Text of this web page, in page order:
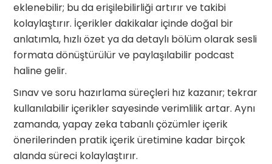
eklenebilir; bu da erişilebilirliği artırır ve takibi
kolaylaştırır. İçerikler dakikalar içinde doğal bir
anlatımla, hızlı özet ya da detaylı bölüm olarak sesli
formata dönüştürülür ve paylaşılabilir podcast
haline gelir.
Sınav ve soru hazırlama süreçleri hız kazanır; tekrar
kullanılabilir içerikler sayesinde verimlilik artar. Aynı
zamanda, yapay zeka tabanlı çözümler içerik
önerilerinden pratik içerik üretimine kadar birçok
alanda süreci kolaylaştırır.